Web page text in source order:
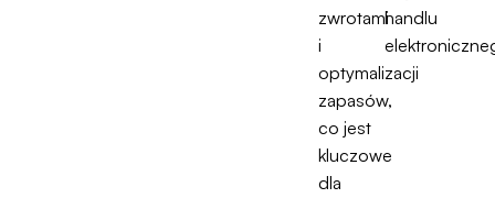
zwrotami
i
optymalizacji
zapasów,
co jest
kluczowe
dla
handlu